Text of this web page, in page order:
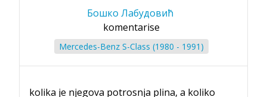
Бошко Лабудовић
komentarise
Mercedes-Benz S-Class (1980 - 1991)
kolika je njegova potrosnja plina, a koliko